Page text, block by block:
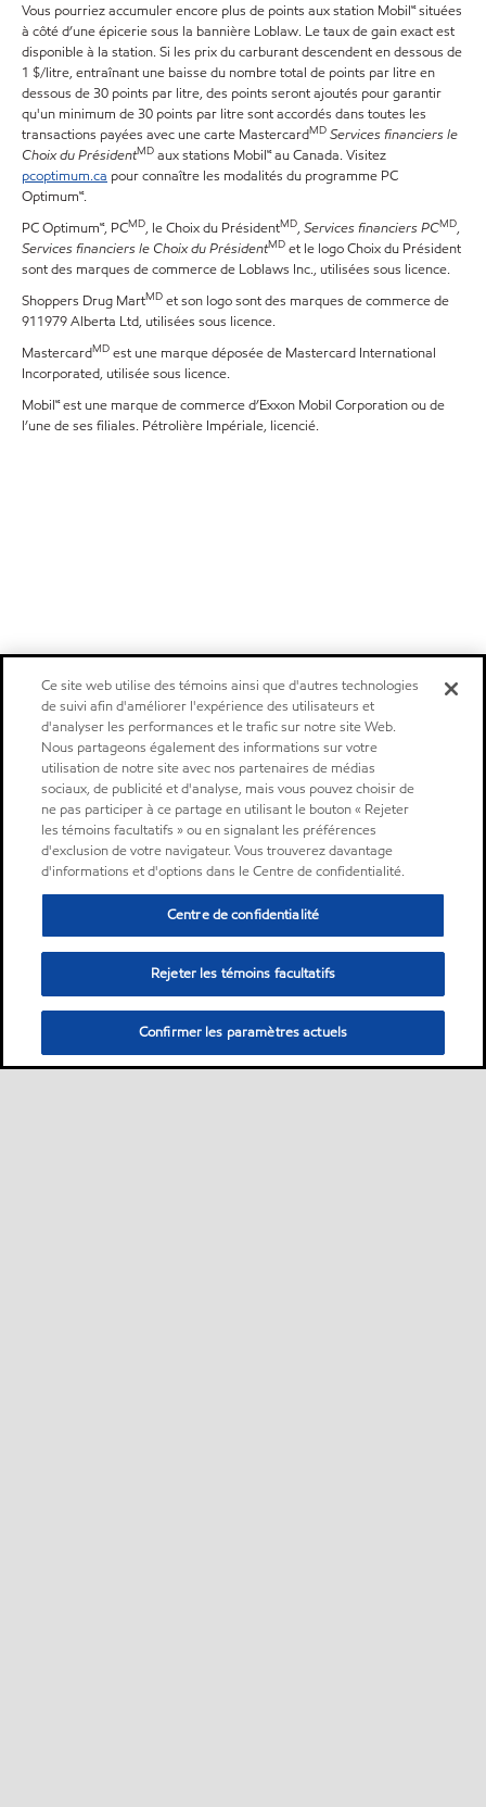
Vous pourriez accumuler encore plus de points aux station Mobil🅪 situées
à côté d’une épicerie sous la bannière Loblaw. Le taux de gain exact est
disponible à la station. Si les prix du carburant descendent en dessous de
1 $/litre, entraînant une baisse du nombre total de points par litre en
dessous de 30 points par litre, des points seront ajoutés pour garantir
qu'un minimum de 30 points par litre sont accordés dans toutes les
transactions payées avec une carte MastercardMD Services financiers le
Choix du PrésidentMD aux stations Mobil🅪 au Canada. Visitez
pcoptimum.ca pour connaître les modalités du programme PC
Optimum🅪.
PC Optimum🅪, PCMD, le Choix du PrésidentMD,Services financiers PCMD,
Services financiers le Choix du PrésidentMD et le logo Choix du Président
sont des marques de commerce de Loblaws Inc., utilisées sous licence.
Shoppers Drug MartMD et son logo sont des marques de commerce de
911979 Alberta Ltd, utilisées sous licence.
MastercardMD est une marque déposée de Mastercard International
Incorporated, utilisée sous licence.
Mobil🅪 est une marque de commerce d’Exxon Mobil Corporation ou de
l’une de ses filiales. Pétrolière Impériale, licencié.
Ce site web utilise des témoins ainsi que d'autres technologies
de suivi afin d'améliorer l'expérience des utilisateurs et
d'analyser les performances et le trafic sur notre site Web.
Nous partageons également des informations sur votre
utilisation de notre site avec nos partenaires de médias
sociaux, de publicité et d'analyse, mais vous pouvez choisir de
ne pas participer à ce partage en utilisant le bouton « Rejeter
les témoins facultatifs » ou en signalant les préférences
d'exclusion de votre navigateur. Vous trouverez davantage
d'informations et d'options dans le Centre de confidentialité.
Centre de confidentialité
Rejeter les témoins facultatifs
Confirmer les paramètres actuels